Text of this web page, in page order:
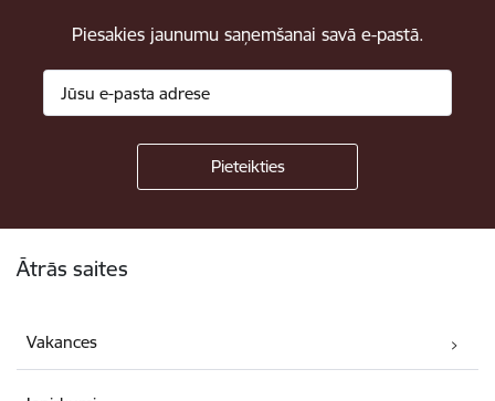
Piesakies jaunumu saņemšanai savā e-pastā.
Ātrās saites
Vakances